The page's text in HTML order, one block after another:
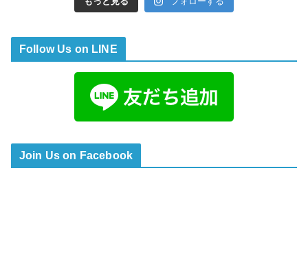
Follow Us on LINE
Join Us on Facebook